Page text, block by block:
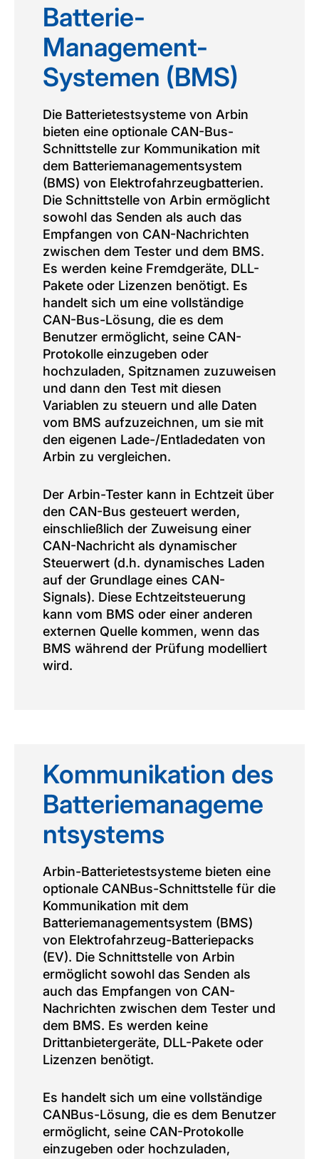
Batterie-
Management-
Systemen (BMS)
Die Batterietestsysteme von Arbin
bieten eine optionale CAN-Bus-
Schnittstelle zur Kommunikation mit
dem Batteriemanagementsystem
(BMS) von Elektrofahrzeugbatterien.
Die Schnittstelle von Arbin ermöglicht
sowohl das Senden als auch das
Empfangen von CAN-Nachrichten
zwischen dem Tester und dem BMS.
Es werden keine Fremdgeräte, DLL-
Pakete oder Lizenzen benötigt. Es
handelt sich um eine vollständige
CAN-Bus-Lösung, die es dem
Benutzer ermöglicht, seine CAN-
Protokolle einzugeben oder
hochzuladen, Spitznamen zuzuweisen
und dann den Test mit diesen
Variablen zu steuern und alle Daten
vom BMS aufzuzeichnen, um sie mit
den eigenen Lade-/Entladedaten von
Arbin zu vergleichen.
Der Arbin-Tester kann in Echtzeit über
den CAN-Bus gesteuert werden,
einschließlich der Zuweisung einer
CAN-Nachricht als dynamischer
Steuerwert (d.h. dynamisches Laden
auf der Grundlage eines CAN-
Signals). Diese Echtzeitsteuerung
kann vom BMS oder einer anderen
externen Quelle kommen, wenn das
BMS während der Prüfung modelliert
wird.
Kommunikation des
Batteriemanageme
ntsystems
Arbin-Batterietestsysteme bieten eine
optionale CANBus-Schnittstelle für die
Kommunikation mit dem
Batteriemanagementsystem (BMS)
von Elektrofahrzeug-Batteriepacks
(EV). Die Schnittstelle von Arbin
ermöglicht sowohl das Senden als
auch das Empfangen von CAN-
Nachrichten zwischen dem Tester und
dem BMS. Es werden keine
Drittanbietergeräte, DLL-Pakete oder
Lizenzen benötigt.
Es handelt sich um eine vollständige
CANBus-Lösung, die es dem Benutzer
ermöglicht, seine CAN-Protokolle
einzugeben oder hochzuladen,